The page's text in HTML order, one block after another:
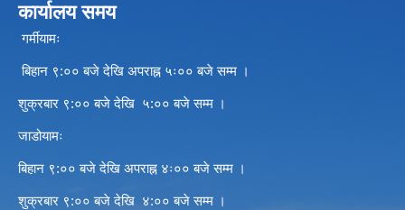
कार्यालय समय
गर्मीयामः
बिहान ९:०० बजे देखि अपराह्न ५ः०० बजे सम्म ।
शुक्रबार ९:०० बजे देखि ५:०० बजे सम्म ।
जाडोयामः
बिहान ९:०० बजे देखि अपराह्न ४ः०० बजे सम्म ।
शुक्रबार ९:०० बजे देखि ४:०० बजे सम्म ।